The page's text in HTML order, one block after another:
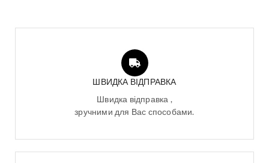
ШВИДКА ВІДПРАВКА
Швидка відправка ,
зручними для Вас способами.